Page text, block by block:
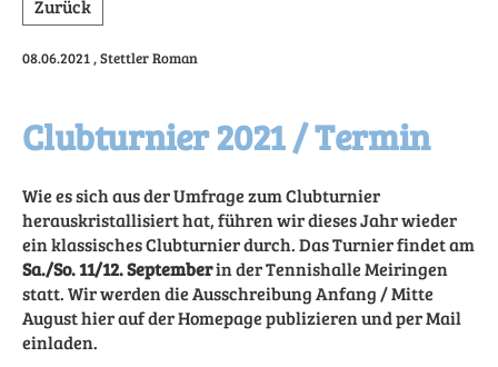
Zurück
08.06.2021, Stettler Roman
Clubturnier 2021 / Termin
Wie es sich aus der Umfrage zum Clubturnier
herauskristallisiert hat, führen wir dieses Jahr wieder
ein klassisches Clubturnier durch. Das Turnier findet am
Sa./So. 11/12. Septemberin der Tennishalle Meiringen
statt. Wir werden die Ausschreibung Anfang / Mitte
August hier auf der Homepage publizieren und per Mail
einladen.